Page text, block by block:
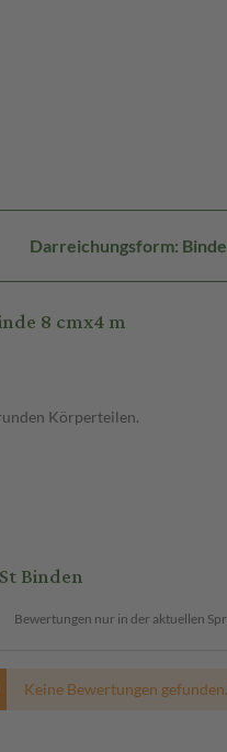
Darreichungsform:
8 cmx4 m
Körperteilen.
Binden
Bewertungen nur in der aktuellen
Keine Bewertungen